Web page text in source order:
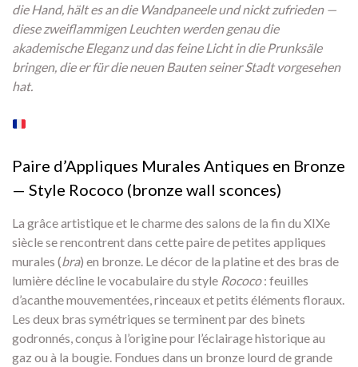
die Hand, hält es an die Wandpaneele und nickt zufrieden —
diese zweiflammigen Leuchten werden genau die
akademische Eleganz und das feine Licht in die Prunksäle
bringen, die er für die neuen Bauten seiner Stadt vorgesehen
hat.
Paire d’Appliques Murales Antiques en Bronze
— Style Rococo (bronze wall sconces)
La grâce artistique et le charme des salons de la fin du XIXe
siècle se rencontrent dans cette paire de petites appliques
murales (bra) en bronze. Le décor de la platine et des bras de
lumière décline le vocabulaire du style Rococo: feuilles
d’acanthe mouvementées, rinceaux et petits éléments floraux.
Les deux bras symétriques se terminent par des binets
godronnés, conçus à l’origine pour l’éclairage historique au
gaz ou à la bougie. Fondues dans un bronze lourd de grande